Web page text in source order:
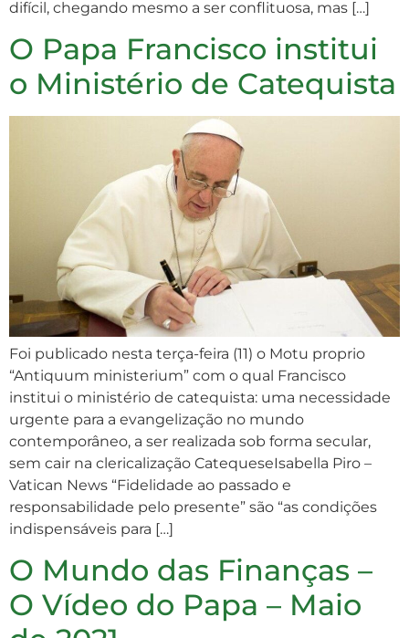
difícil, chegando mesmo a ser conflituosa, mas […]
O Papa Francisco institui
o Ministério de Catequista
Foi publicado nesta terça-feira (11) o Motu proprio
“Antiquum ministerium” com o qual Francisco
institui o ministério de catequista: uma necessidade
urgente para a evangelização no mundo
contemporâneo, a ser realizada sob forma secular,
sem cair na clericalização CatequeseIsabella Piro –
Vatican News “Fidelidade ao passado e
responsabilidade pelo presente” são “as condições
indispensáveis para […]
O Mundo das Finanças –
O Vídeo do Papa – Maio